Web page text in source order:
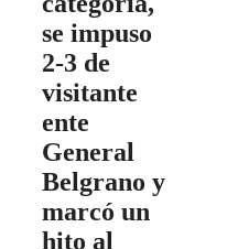
se impuso
2-3 de
visitante
ente
General
Belgrano y
marcó un
hito al